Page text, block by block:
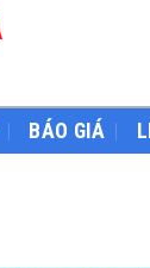
BÁO GIÁ